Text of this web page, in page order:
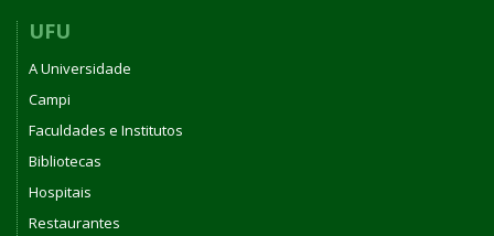
UFU
A Universidade
Campi
Faculdades e Institutos
Bibliotecas
Hospitais
Restaurantes